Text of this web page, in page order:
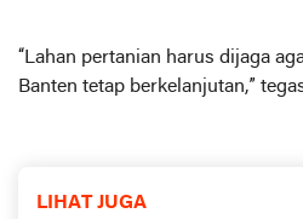
“Lahan pertanian harus dijaga
Banten tetap berkelanjutan,”
LIHAT JUGA